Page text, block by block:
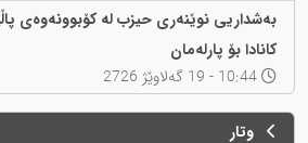
بەشداریی نوێنەری حیزب لە کۆبوونەوەی
کانادا بۆ پارلەمان
وتار